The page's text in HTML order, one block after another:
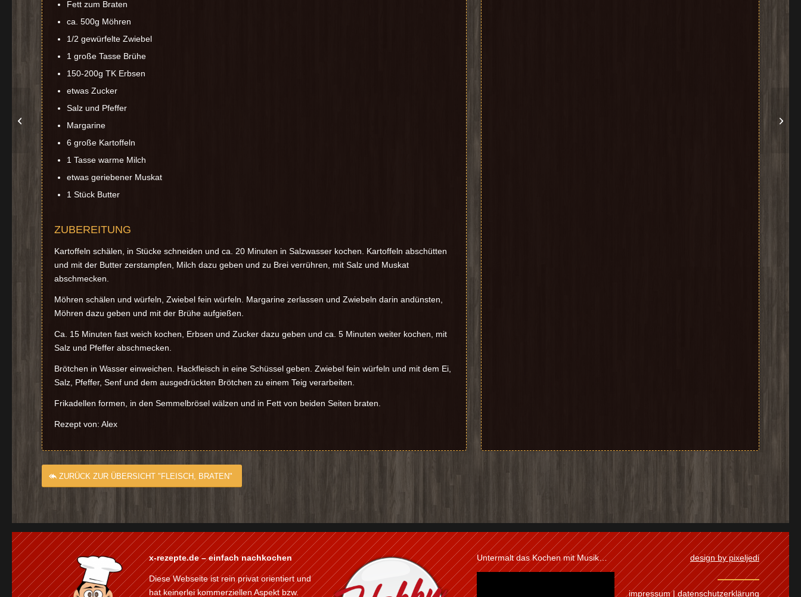
Fett zum Braten
ca. 500g Möhren
1/2 gewürfelte Zwiebel
1 große Tasse Brühe
150-200g TK Erbsen
etwas Zucker
Salz und Pfeffer
Margarine
6 große Kartoffeln
1 Tasse warme Milch
etwas geriebener Muskat
1 Stück Butter
ZUBEREITUNG
Kartoffeln schälen, in Stücke schneiden und ca. 20 Minuten in Salzwasser kochen. Kartoffeln abschütten
und mit der Butter zerstampfen, Milch dazu geben und zu Brei verrühren, mit Salz und Muskat
abschmecken.
Möhren schälen und würfeln, Zwiebel fein würfeln. Margarine zerlassen und Zwiebeln darin andünsten,
Möhren dazu geben und mit der Brühe aufgießen.
Ca. 15 Minuten fast weich kochen, Erbsen und Zucker dazu geben und ca. 5 Minuten weiter kochen, mit
Salz und Pfeffer abschmecken.
Brötchen in Wasser einweichen. Hackfleisch in eine Schüssel geben. Zwiebel fein würfeln und mit dem Ei,
Salz, Pfeffer, Senf und dem ausgedrückten Brötchen zu einem Teig verarbeiten.
Frikadellen formen, in den Semmelbrösel wälzen und in Fett von beiden Seiten braten.
Rezept von: Alex
ZURÜCK ZUR ÜBERSICHT "FLEISCH, BRATEN"
x-rezepte.de – einfach nachkochen
Diese Webseite ist rein privat orientiert und
hat keinerlei kommerziellen Aspekt bzw.
Untermalt das Kochen mit Musik… design by pixeljedi
impressum| datenschutzerklärung
Deutscher Döner